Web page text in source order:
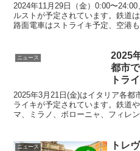
2024年11月29日（金）0:00〜
ルストが予定されています。鉄道
路面電車はストライキ予定、空港
ニュース
2025
都市
トラ
2025年3月21日(金)はイタリア各都
ライキが予定されています。鉄道
マ、ミラノ、ボローニャ、フィレ
ニュース
トレ